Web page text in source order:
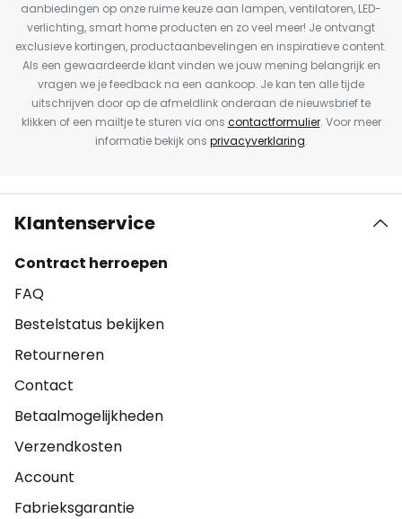
aanbiedingen op onze ruime keuze aan lampen, ventilatoren, LED-
verlichting, smart home producten en zo veel meer! Je ontvangt
exclusieve kortingen, productaanbevelingen en inspiratieve content.
Als een gewaardeerde klant vinden we jouw mening belangrijk en
vragen we je feedback na een aankoop. Je kan ten alle tijde
uitschrijven door op de afmeldlink onderaan de nieuwsbrief te
klikken of een mailtje te sturen via ons contactformulier. Voor meer
informatie bekijk ons privacyverklaring.
Klantenservice
Contract herroepen
FAQ
Bestelstatus bekijken
Retourneren
Contact
Betaalmogelijkheden
Verzendkosten
Account
Fabrieksgarantie